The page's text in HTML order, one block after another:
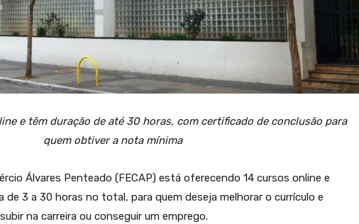
e têm duração de até 30 horas, com certificado de conclusão para
quem obtiver a nota mínima
Álvares Penteado (FECAP) está oferecendo 14 cursos online e
3 a 30 horas no total, para quem deseja melhorar o currículo e
na carreira ou conseguir um emprego.